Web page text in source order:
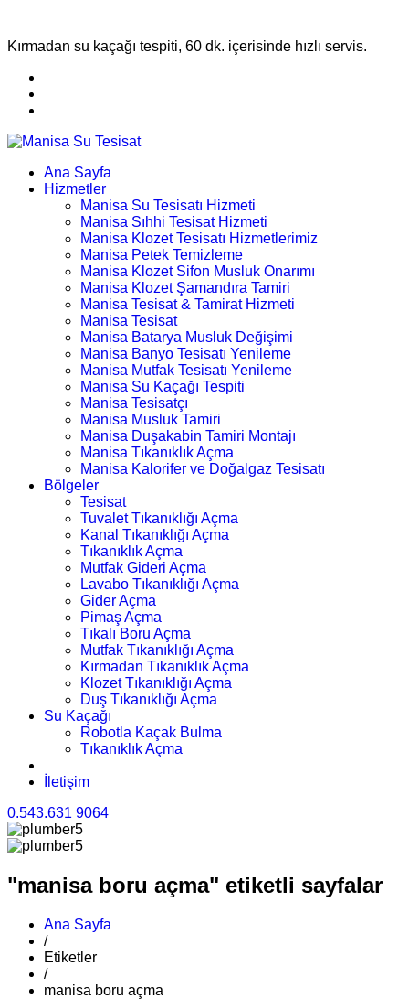
Kırmadan su kaçağı tespiti, 60 dk. içerisinde hızlı servis.
Ana Sayfa
Hizmetler
Manisa Su Tesisatı Hizmeti
Manisa Sıhhi Tesisat Hizmeti
Manisa Klozet Tesisatı Hizmetlerimiz
Manisa Petek Temizleme
Manisa Klozet Sifon Musluk Onarımı
Manisa Klozet Şamandıra Tamiri
Manisa Tesisat & Tamirat Hizmeti
Manisa Tesisat
Manisa Batarya Musluk Değişimi
Manisa Banyo Tesisatı Yenileme
Manisa Mutfak Tesisatı Yenileme
Manisa Su Kaçağı Tespiti
Manisa Tesisatçı
Manisa Musluk Tamiri
Manisa Duşakabin Tamiri Montajı
Manisa Tıkanıklık Açma
Manisa Kalorifer ve Doğalgaz Tesisatı
Bölgeler
Tesisat
Tuvalet Tıkanıklığı Açma
Kanal Tıkanıklığı Açma
Tıkanıklık Açma
Mutfak Gideri Açma
Lavabo Tıkanıklığı Açma
Gider Açma
Pimaş Açma
Tıkalı Boru Açma
Mutfak Tıkanıklığı Açma
Kırmadan Tıkanıklık Açma
Klozet Tıkanıklığı Açma
Duş Tıkanıklığı Açma
Su Kaçağı
Robotla Kaçak Bulma
Tıkanıklık Açma
İletişim
0.543.631 9064
"manisa boru açma" etiketli sayfalar
Ana Sayfa
/
Etiketler
/
manisa boru açma